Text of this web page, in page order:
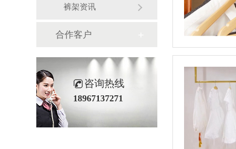
裤架资讯
合作客户
咨询热线
18967137271